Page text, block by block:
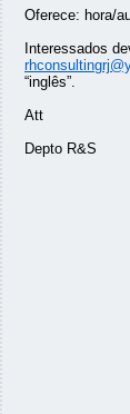
Oferece: hora/
Interessados
“inglês”.
Att
Depto R&S